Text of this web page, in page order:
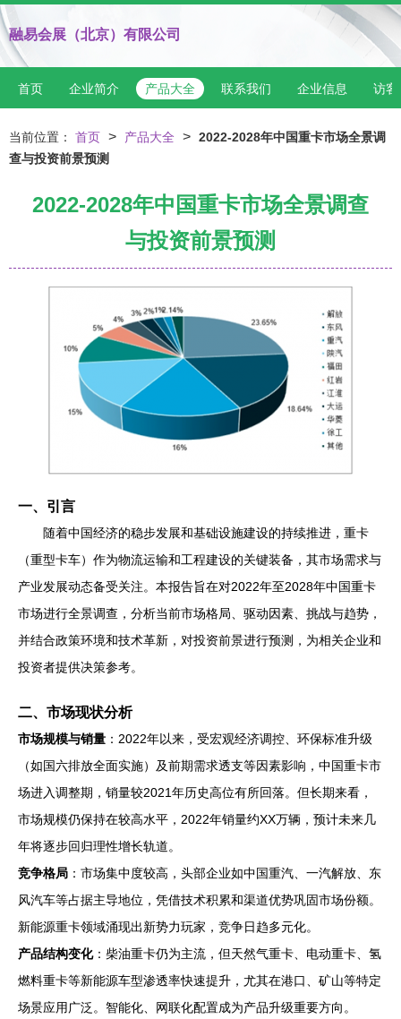
融易会展（北京）有限公司
首页 企业简介 产品大全 联系我们 企业信息 访客
当前位置： 首页 > 产品大全 > 2022-2028年中国重卡市场全景调
查与投资前景预测
2022-2028年中国重卡市场全景调查
与投资前景预测
一、引言
随着中国经济的稳步发展和基础设施建设的持续推进，重卡
（重型卡车）作为物流运输和工程建设的关键装备，其市场需求与
产业发展动态备受关注。本报告旨在对2022年至2028年中国重卡
市场进行全景调查，分析当前市场格局、驱动因素、挑战与趋势，
并结合政策环境和技术革新，对投资前景进行预测，为相关企业和
投资者提供决策参考。
二、市场现状分析
市场规模与销量 ：2022年以来，受宏观经济调控、环保标准升级
（如国六排放全面实施）及前期需求透支等因素影响，中国重卡市
场进入调整期，销量较2021年历史高位有所回落。但长期来看，
市场规模仍保持在较高水平，2022年销量约XX万辆，预计未来几
年将逐步回归理性增长轨道。
竞争格局 ：市场集中度较高，头部企业如中国重汽、一汽解放、东
风汽车等占据主导地位，凭借技术积累和渠道优势巩固市场份额。
新能源重卡领域涌现出新势力玩家，竞争日趋多元化。
产品结构变化：柴油重卡仍为主流，但天然气重卡、电动重卡、氢
燃料重卡等新能源车型渗透率快速提升，尤其在港口、矿山等特定
场景应用广泛。智能化、网联化配置成为产品升级重要方向。